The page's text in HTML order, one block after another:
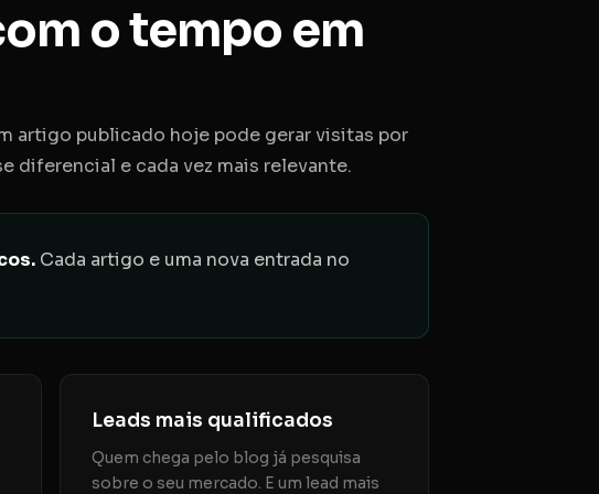
o tempo em
artigo publicado hoje pode gerar visitas por
diferencial e cada vez mais relevante.
Cada artigo e uma nova entrada no
Leads mais qualificados
Quem chega pelo blog já pesquisa
sobre o seu mercado. E um lead mais